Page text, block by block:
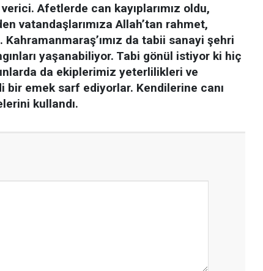
Afetlerde can kayıplarımız oldu,
vatandaşlarımıza Allah’tan rahmet,
da tabii sanayi şehri
yaşanabiliyor. Tabi gönül istiyor ki hiç
da ekiplerimiz yeterlilikleri ve
emek sarf ediyorlar. Kendilerine canı
kullandı.